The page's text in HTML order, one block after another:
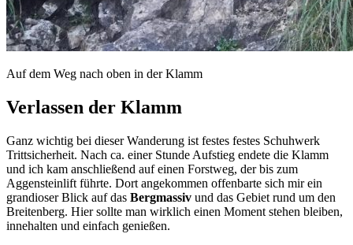
Auf dem Weg nach oben in der Klamm
Verlassen der Klamm
Ganz wichtig bei dieser Wanderung ist festes festes Schuhwerk
Trittsicherheit. Nach ca. einer Stunde Aufstieg endete die Klamm
und ich kam anschließend auf einen Forstweg, der bis zum
Aggensteinlift führte. Dort angekommen offenbarte sich mir ein
grandioser Blick auf das Bergmassiv und das Gebiet rund um den
Breitenberg. Hier sollte man wirklich einen Moment stehen bleiben,
innehalten und einfach genießen.